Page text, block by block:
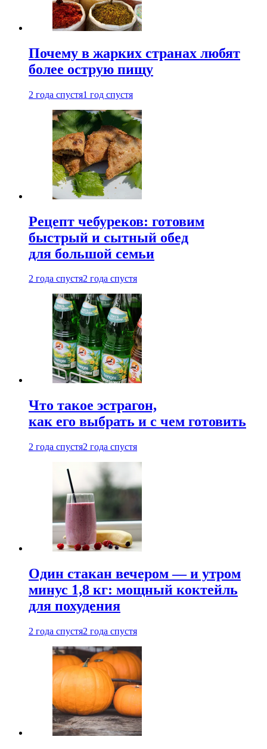
Почему в жарких странах любят
более острую пищу
2 года спустя1 год спустя
Рецепт чебуреков: готовим
быстрый и сытный обед
для большой семьи
2 года спустя2 года спустя
Что такое эстрагон,
как его выбрать и с чем готовить
2 года спустя2 года спустя
Один стакан вечером — и утром
минус 1,8 кг: мощный коктейль
для похудения
2 года спустя2 года спустя